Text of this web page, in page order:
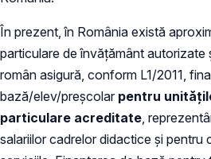
În prezent, în România există
particulare de învățământ autorizate
român asigură, conform L1/2011,
bază/elev/preșcolar pentru
particulare acreditate ,
salariilor cadrelor didactice și pentru